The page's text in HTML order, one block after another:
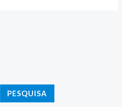
PESQUISA